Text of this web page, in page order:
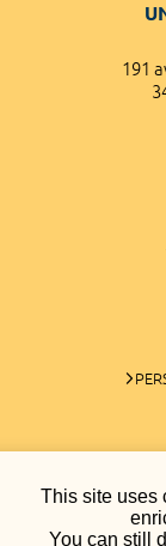
This site uses
You can still
191